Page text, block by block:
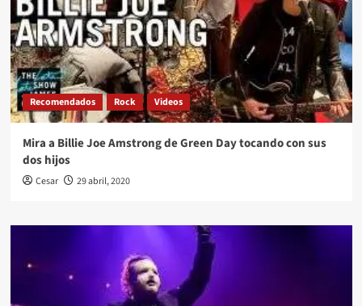
Recomendados Rock Videos
Mira a Billie Joe Amstrong de Green Day tocando con sus
dos hijos
Cesar 29 abril, 2020